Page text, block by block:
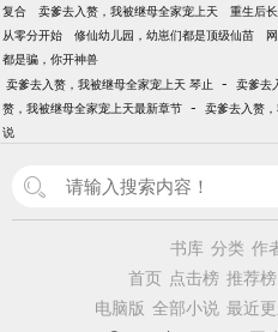
复合
卖爹去入赘，我被继母全家宠上天 重生后
从零分开始
修仙幼儿园，幼崽们都是顶级仙苗
都是骗，你开神兽
卖爹去入赘，我被继母全家宠上天 琴止 - 卖爹去
赘，我被继母全家宠上天最新章节 - 卖爹去入赘
说
书库 分类 作
首页 点击榜 推荐榜
电脑版 全部小说 最近